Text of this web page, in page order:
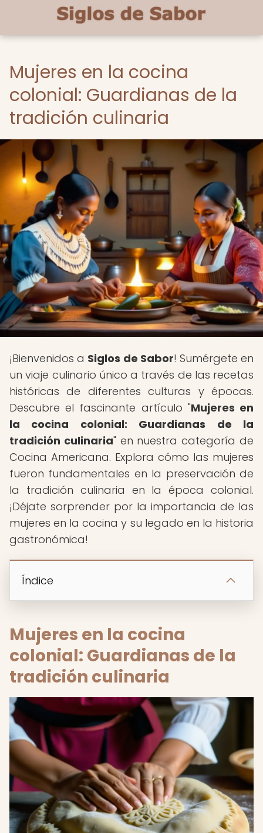
Mujeres en la cocina
colonial: Guardianas de la
tradición culinaria
¡Bienvenidos a Siglos de Sabor! Sumérgete en
un viaje culinario único a través de las recetas
históricas de diferentes culturas y épocas.
Descubre el fascinante artículo "Mujeres en
la cocina colonial: Guardianas de la
tradición culinaria" en nuestra categoría de
Cocina Americana. Explora cómo las mujeres
fueron fundamentales en la preservación de
la tradición culinaria en la época colonial.
¡Déjate sorprender por la importancia de las
mujeres en la cocina y su legado en la historia
gastronómica!
Índice
Mujeres en la cocina
colonial: Guardianas de la
tradición culinaria